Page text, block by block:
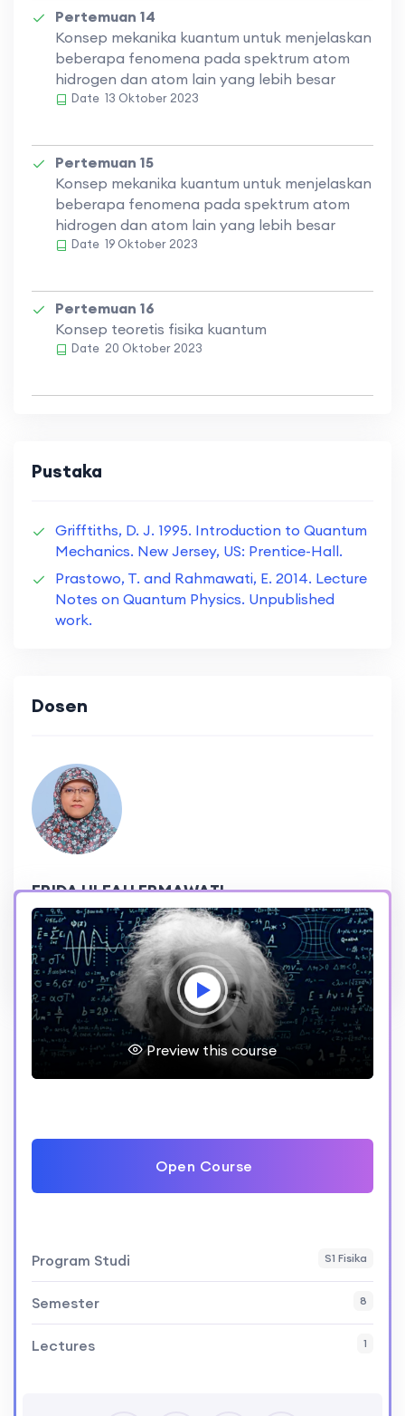
Pertemuan 14
Konsep mekanika kuantum untuk menjelaskan
beberapa fenomena pada spektrum atom
hidrogen dan atom lain yang lebih besar
Date 13 Oktober 2023
Pertemuan 15
Konsep mekanika kuantum untuk menjelaskan
beberapa fenomena pada spektrum atom
hidrogen dan atom lain yang lebih besar
Date 19 Oktober 2023
Pertemuan 16
Konsep teoretis fisika kuantum
Date 20 Oktober 2023
Pustaka
Grifftiths, D. J. 1995. Introduction to Quantum
Mechanics. New Jersey, US: Prentice-Hall.
Prastowo, T. and Rahmawati, E. 2014. Lecture
Notes on Quantum Physics. Unpublished
work.
Dosen
FRIDA ULFAH ERMAWATI
215,475 Reviews 4.8 Rating
Preview this course
Open Course
Program Studi S1 Fisika
Semester 8
Lectures 1